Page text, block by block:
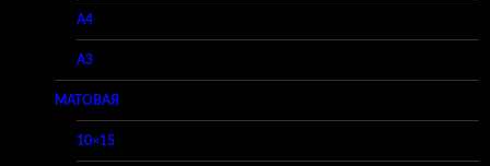
A4
A3
МАТОВАЯ
10×15